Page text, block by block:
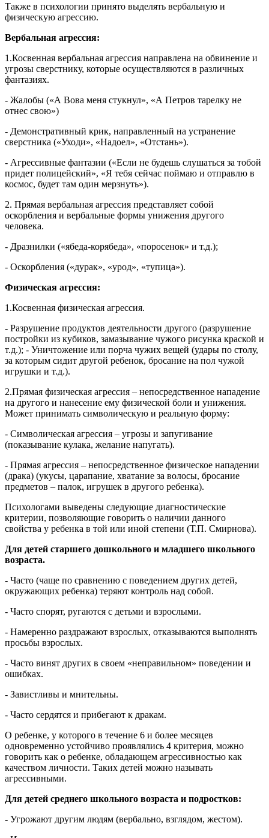
Также в психологии принято выделять вербальную и
физическую агрессию.
Вербальная агрессия:
1.Косвенная вербальная агрессия направлена на обвинение и
угрозы сверстнику, которые осуществляются в различных
фантазиях.
- Жалобы («А Вова меня стукнул», «А Петров тарелку не
отнес свою»)
- Демонстративный крик, направленный на устранение
сверстника («Уходи», «Надоел», «Отстань»).
- Агрессивные фантазии («Если не будешь слушаться за тобой
придет полицейский», «Я тебя сейчас поймаю и отправлю в
космос, будет там один мерзнуть»).
2. Прямая вербальная агрессия представляет собой
оскорбления и вербальные формы унижения другого
человека.
- Дразнилки («ябеда-корябеда», «поросенок» и т.д.);
- Оскорбления («дурак», «урод», «тупица»).
Физическая агрессия:
1.Косвенная физическая агрессия.
- Разрушение продуктов деятельности другого (разрушение
постройки из кубиков, замазывание чужого рисунка краской и
т.д.); - Уничтожение или порча чужих вещей (удары по столу,
за которым сидит другой ребенок, бросание на пол чужой
игрушки и т.д.).
2.Прямая физическая агрессия – непосредственное нападение
на другого и нанесение ему физической боли и унижения.
Может принимать символическую и реальную форму:
- Символическая агрессия – угрозы и запугивание
(показывание кулака, желание напугать).
- Прямая агрессия – непосредственное физическое нападении
(драка) (укусы, царапание, хватание за волосы, бросание
предметов – палок, игрушек в другого ребенка).
Психологами выведены следующие диагностические
критерии, позволяющие говорить о наличии данного
свойства у ребенка в той или иной степени (Т.П. Смирнова).
Для детей старшего дошкольного и младшего школьного
возраста.
- Часто (чаще по сравнению с поведением других детей,
окружающих ребенка) теряют контроль над собой.
- Часто спорят, ругаются с детьми и взрослыми.
- Намеренно раздражают взрослых, отказываются выполнять
просьбы взрослых.
- Часто винят других в своем «неправильном» поведении и
ошибках.
- Завистливы и мнительны.
- Часто сердятся и прибегают к дракам.
О ребенке, у которого в течение 6 и более месяцев
одновременно устойчиво проявлялись 4 критерия, можно
говорить как о ребенке, обладающем агрессивностью как
качеством личности. Таких детей можно называть
агрессивными.
Для детей среднего школьного возраста и подростков:
- Угрожают другим людям (вербально, взглядом, жестом).